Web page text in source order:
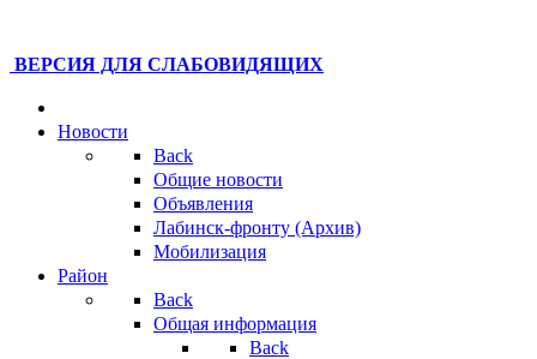
ВЕРСИЯ ДЛЯ СЛАБОВИДЯЩИХ
Новости
Back
Общие новости
Объявления
Лабинск-фронту (Архив)
Мобилизация
Район
Back
Общая информация
Back